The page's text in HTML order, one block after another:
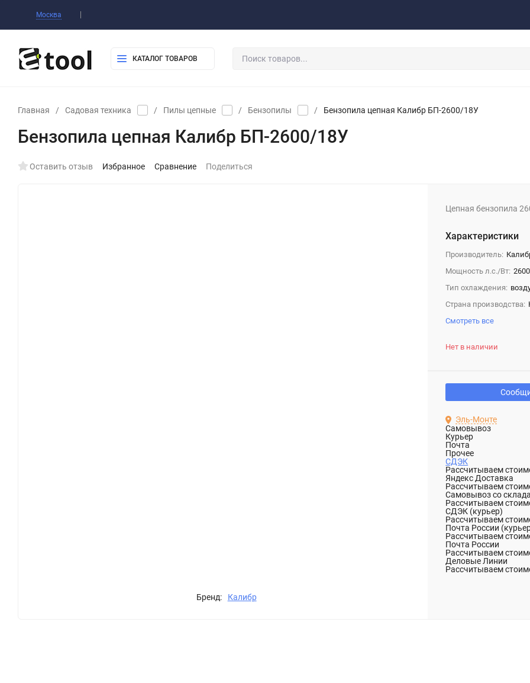
Москва
КАТАЛОГ ТОВАРОВ
Главная / Садовая техника / Пилы цепные / Бензопилы / Бензопила цепная Калибр БП-2600/18У
Бензопила цепная Калибр БП-2600/18У
Оставить отзыв Избранное Сравнение Поделиться
Бренд: Калибр
Цепная бензопила
Характеристики
Производитель:
Мощность л.с./Вт:
Тип охлаждения:
Страна производства:
Смотреть все
Нет в наличии
Эль-Монте
Самовывоз
Курьер
Почта
Прочее
СДЭК
Рассчитываем
Яндекс Доставка
Рассчитываем
Самовывоз со
Рассчитываем
СДЭК (курьер)
Рассчитываем
Почта России
Рассчитываем
Почта России
Рассчитываем
Деловые Линии
Рассчитываем